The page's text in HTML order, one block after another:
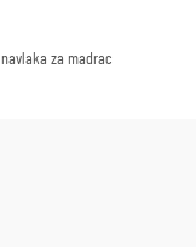
navlaka za madrac